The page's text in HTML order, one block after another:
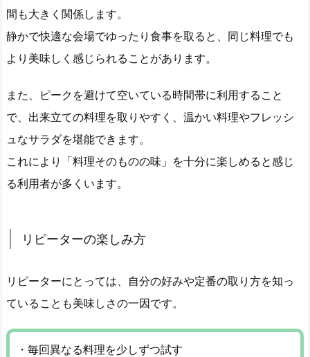
間も大きく関係します。
静かで快適な会場でゆったり食事を取ると、同じ料理でも
より美味しく感じられることがあります。
また、ピークを避けて空いている時間帯に利用すること
で、出来立ての料理を取りやすく、温かい料理やフレッシ
ュなサラダを堪能できます。
これにより「料理そのものの味」を十分に楽しめると感じ
る利用者が多くいます。
リピーターの楽しみ方
リピーターにとっては、自分の好みや定番の取り方を知っ
ていることも美味しさの一因です。
・毎回異なる料理を少しずつ試す